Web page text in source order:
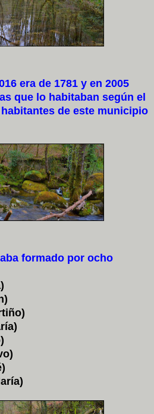
era de 1781 y en 2005
que lo habitaban según el
de este municipio
formado por ocho